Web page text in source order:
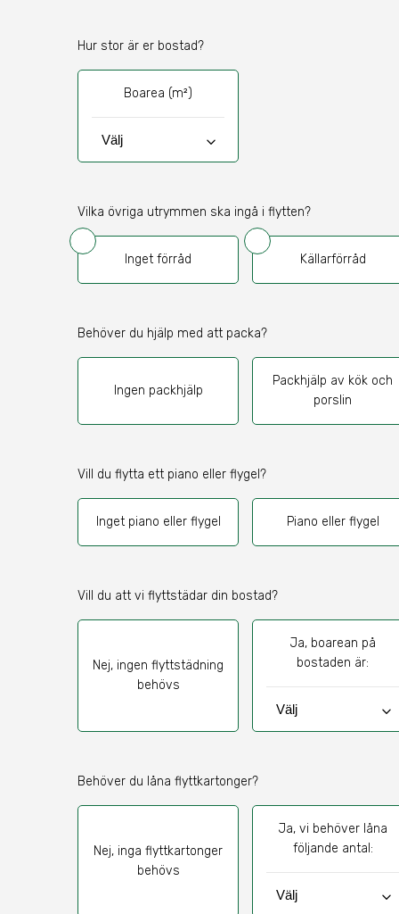
Hur stor är er bostad?
Boarea (m²)
keyboard_arrow_down
Vilka övriga utrymmen ska ingå i flytten?
Inget förråd Källarförråd
Behöver du hjälp med att packa?
Ingen packhjälp
Packhjälp av kök och
porslin
Vill du flytta ett piano eller flygel?
Inget piano eller flygel Piano eller flygel
Vill du att vi flyttstädar din bostad?
Nej, ingen flyttstädning
behövs
Ja, boarean på
bostaden är:
keyboard_arrow_down
Behöver du låna flyttkartonger?
Nej, inga flyttkartonger
behövs
Ja, vi behöver låna
följande antal:
keyboard_arrow_down